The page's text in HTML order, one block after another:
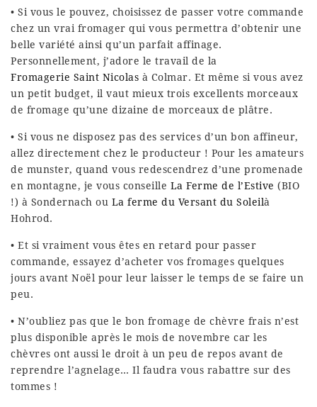
• Si vous le pouvez, choisissez de passer votre commande
chez un vrai fromager qui vous permettra d’obtenir une
belle variété ainsi qu’un parfait affinage.
Personnellement, j’adore le travail de la
Fromagerie Saint Nicolas à Colmar. Et même si vous avez
un petit budget, il vaut mieux trois excellents morceaux
de fromage qu’une dizaine de morceaux de plâtre.
• Si vous ne disposez pas des services d’un bon affineur,
allez directement chez le producteur ! Pour les amateurs
de munster, quand vous redescendrez d’une promenade
en montagne, je vous conseille La Ferme de l’Estive (BIO
!) à Sondernach ou La ferme du Versant du Soleilà
Hohrod.
• Et si vraiment vous êtes en retard pour passer
commande, essayez d’acheter vos fromages quelques
jours avant Noël pour leur laisser le temps de se faire un
peu.
• N’oubliez pas que le bon fromage de chèvre frais n’est
plus disponible après le mois de novembre car les
chèvres ont aussi le droit à un peu de repos avant de
reprendre l’agnelage… Il faudra vous rabattre sur des
tommes !